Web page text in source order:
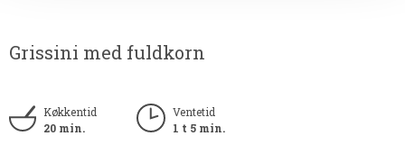
Grissini med fuldkorn
Køkkentid
20 min.
Ventetid
1 t 5 min.